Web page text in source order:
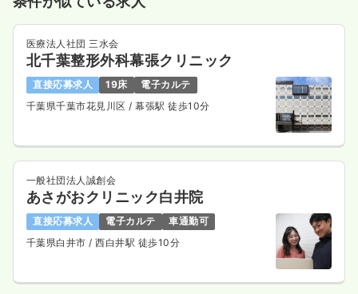
医療法人社団 三水会
北千葉整形外科幕張クリニック
直接応募求人 19床
電子カルテ
千葉県千葉市花見川区 / 幕張駅 徒歩10分
一般社団法人誠創会
あさがおクリニック白井院
直接応募求人 電子カルテ
車通勤可
千葉県白井市 / 西白井駅 徒歩10分